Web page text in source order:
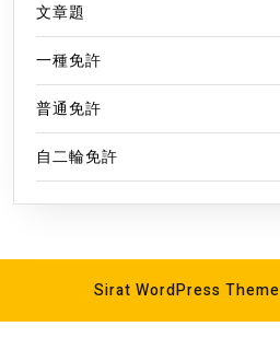
文章題
一種免許
普通免許
自二輪免許
Sirat WordPress Theme